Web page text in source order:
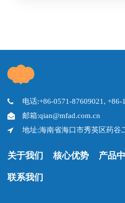
电话:+86-0571-87609021, +86-
邮箱:qian@mfad.com.cn
地址:海南省海口市秀英区药谷
关于我们 核心优势 产品
联系我们